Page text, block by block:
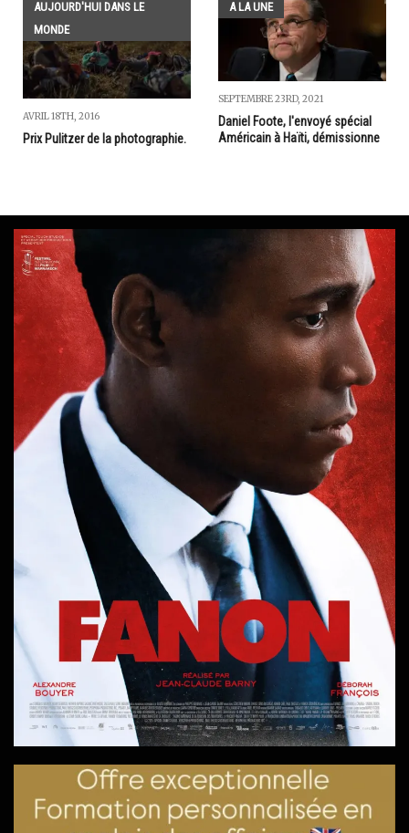
AUJOURD'HUI DANS LE
MONDE
AVRIL 18TH, 2016
Prix Pulitzer de la photographie.
A LA UNE
SEPTEMBRE 23RD, 2021
Daniel Foote, l'envoyé spécial
Américain à Haïti, démissionne